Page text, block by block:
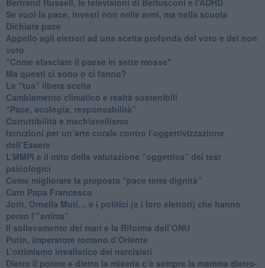
​Se vuoi la pace, investi non nelle armi, ma nella scuola
​Dichiara pace
​Appello agli elettori ad una scelta profonda del voto e del non
voto
"Come sfasciare il paese in sette mosse"
​Ma questi ci sono o ci fanno?
​Le “tua” libera scelta
Cambiamento climatico e realtà sostenibili
“Pace, ecologia, responsabilità”
​Corruttibilità e machiavellismo
Istruzioni per un’arte corale contro l’oggettivizzazione
dell’Essere
​L’MMPI e il mito della valutazione “oggettiva” dei test
psicologici
Come migliorare la proposta “pace terra dignità”
Caro Papa Francesco
​Jorit, Ornella Muti… e i politici (e i loro elettori) che hanno
perso l’”anima”
​Il sollevamento dei mari e la Riforma dell’ONU
Putin, imperatore romano d’Oriente
​L’ottimismo irrealistico dei narcisisti
​Dietro il potere e dietro la miseria c’è sempre la mamma dietro-